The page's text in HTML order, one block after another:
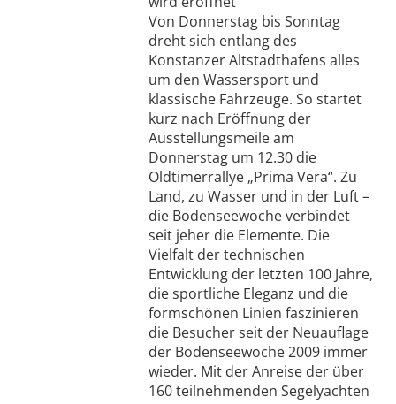
Von Donnerstag bis Sonntag
dreht sich entlang des
Konstanzer Altstadthafens alles
um den Wassersport und
klassische Fahrzeuge. So startet
kurz nach Eröffnung der
Ausstellungsmeile am
Donnerstag um 12.30 die
Oldtimerrallye „Prima Vera“. Zu
Land, zu Wasser und in der Luft –
die Bodenseewoche verbindet
seit jeher die Elemente. Die
Vielfalt der technischen
Entwicklung der letzten 100 Jahre,
die sportliche Eleganz und die
formschönen Linien faszinieren
die Besucher seit der Neuauflage
der Bodenseewoche 2009 immer
wieder. Mit der Anreise der über
160 teilnehmenden Segelyachten